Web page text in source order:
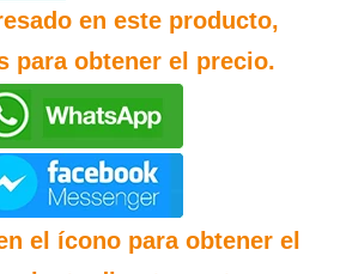
en este producto,
para obtener el precio.
el ícono para obtener el